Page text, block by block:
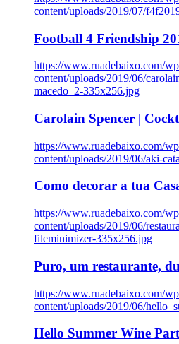
content/uploads/2019/07/
Football 4 Friendship
https://www.ruadebaixo.com/
content/uploads/2019/06/
macedo_2-335x256.jpg
Carolain Spencer |
https://www.ruadebaixo.com/
content/uploads/2019/06/aki-
Como decorar a tua
https://www.ruadebaixo.com/
content/uploads/2019/06/
fileminimizer-335x256.jpg
Puro, um restaurante,
https://www.ruadebaixo.com/
content/uploads/2019/06/
Hello Summer Wine